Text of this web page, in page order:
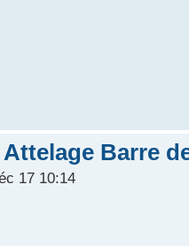
Attelage Barre
17 10:14